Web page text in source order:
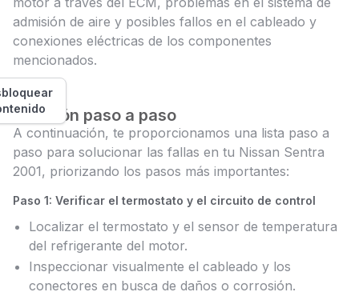
admisión de aire y posibles fallos en el cableado y
conexiones eléctricas de los componentes
mencionados.
Solución paso a paso
A continuación, te proporcionamos una lista paso a
paso para solucionar las fallas en tu Nissan Sentra
2001, priorizando los pasos más importantes:
Paso 1: Verificar el termostato y el circuito de control
Localizar el termostato y el sensor de temperatura
del refrigerante del motor.
Inspeccionar visualmente el cableado y los
conectores en busca de daños o corrosión.